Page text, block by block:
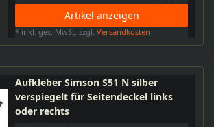
Artikel anzeigen
* inkl. ges. MwSt. zzgl.Versandkosten
Aufkleber Simson S51 N silber
verspiegelt für Seitendeckel links
oder rechts